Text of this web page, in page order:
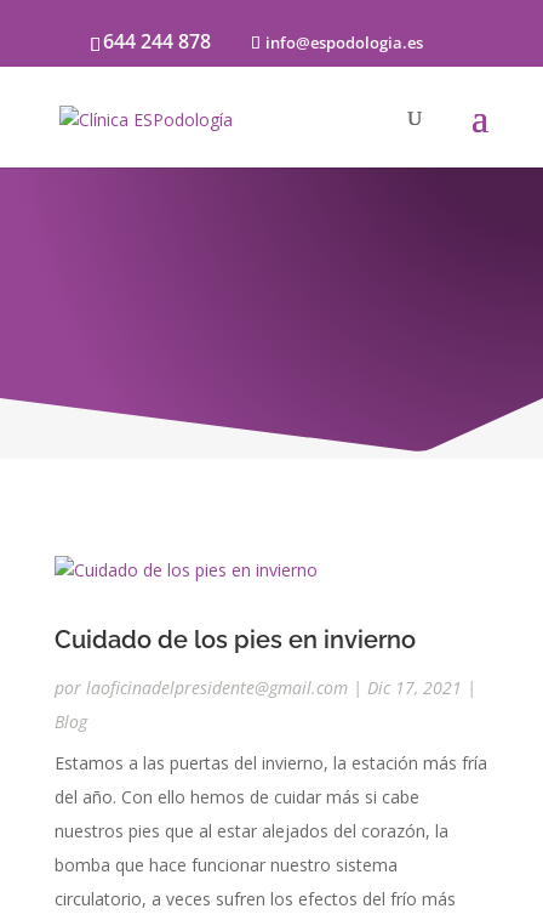
644 244 878 info@espodologia.es
Cuidado de los pies en invierno
por laoficinadelpresidente@gmail.com| Dic 17, 2021 |
Blog
Estamos a las puertas del invierno, la estación más fría
del año. Con ello hemos de cuidar más si cabe
nuestros pies que al estar alejados del corazón, la
bomba que hace funcionar nuestro sistema
circulatorio, a veces sufren los efectos del frío más